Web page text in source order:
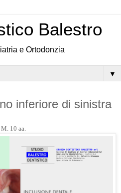
Balestro
e Ortodonzia
▼
inferiore di sinistra
10 aa.